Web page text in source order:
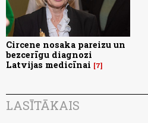
Circene nosaka pareizu un
bezcerīgu diagnozi
Latvijas medicīnai
7
LASĪTĀKAIS